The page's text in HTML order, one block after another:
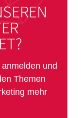
und
Themen
mehr